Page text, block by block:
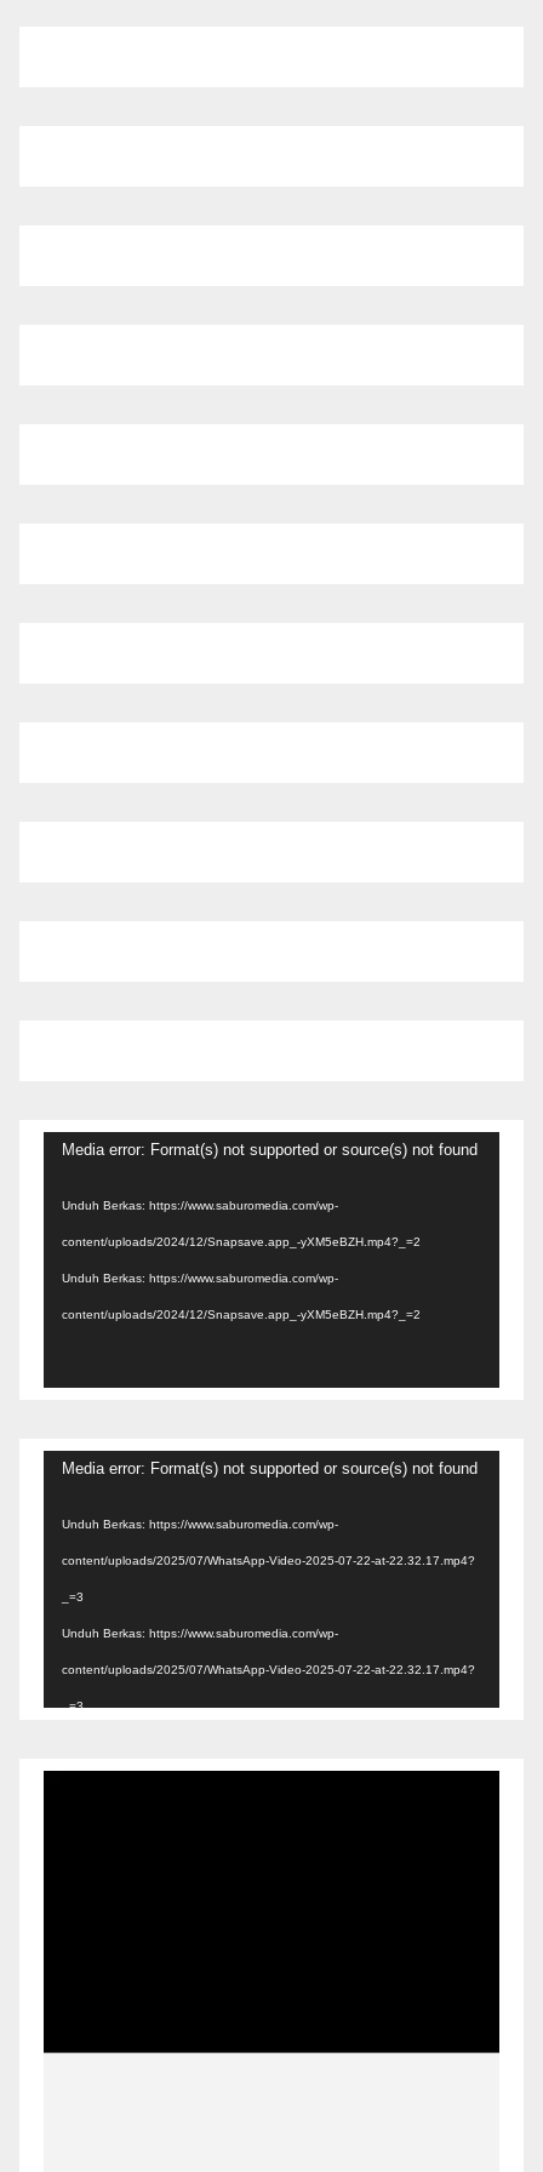
Pemutar
Media error: Format(s) not supported or source(s) not found
Unduh Berkas: https://www.saburomedia.com/wp-
content/uploads/2024/12/Snapsave.app_-yXM5eBZH.mp4?_=2
Unduh Berkas: https://www.saburomedia.com/wp-
content/uploads/2024/12/Snapsave.app_-yXM5eBZH.mp4?_=2
Pemutar
Media error: Format(s) not supported or source(s) not found
Unduh Berkas: https://www.saburomedia.com/wp-
content/uploads/2025/07/WhatsApp-Video-2025-07-22-at-22.32.17.mp4?
_=3
Unduh Berkas: https://www.saburomedia.com/wp-
content/uploads/2025/07/WhatsApp-Video-2025-07-22-at-22.32.17.mp4?
_=3